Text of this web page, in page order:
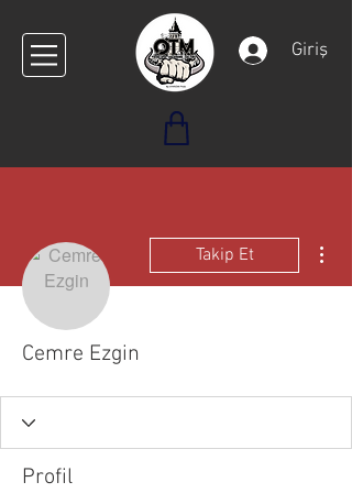
Giriş
Takip Et
Cemre Ezgin
Profil